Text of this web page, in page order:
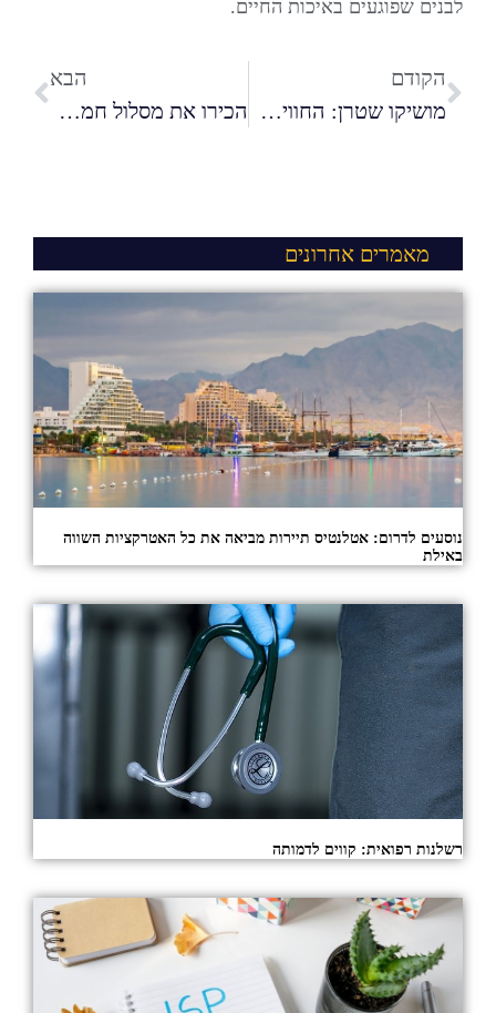
לבנים שפוגעים באיכות החיים.
הקודם
מושיקו שטרן: החוויה שלי עם חללי העבודה המשותפים של Dogether
הבא
הכירו את מסלול חממות טכנולוגיות של רשות החדשנות
מאמרים אחרונים
נוסעים לדרום: אטלנטיס תיירות מביאה את כל האטרקציות השווה
באילת
רשלנות רפואית: קווים לדמותה